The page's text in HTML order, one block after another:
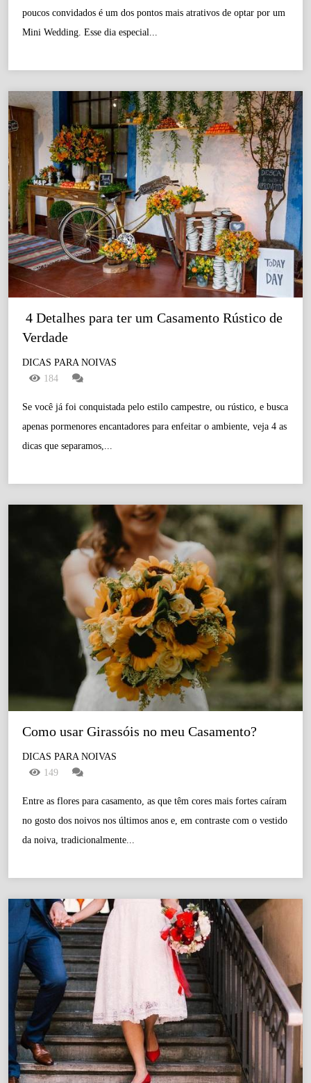
poucos convidados é um dos pontos mais atrativos de optar por um
Mini Wedding. Esse dia especial...
Verdade
DICAS PARA NOIVAS
184
Se você já foi conquistada pelo estilo campestre, ou rústico, e busca
apenas pormenores encantadores para enfeitar o ambiente, veja 4 as
dicas que separamos,...
Como usar Girassóis no meu Casamento?
DICAS PARA NOIVAS
149
Entre as flores para casamento, as que têm cores mais fortes caíram
no gosto dos noivos nos últimos anos e, em contraste com o vestido
da noiva, tradicionalmente...